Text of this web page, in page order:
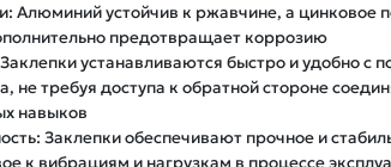
Алюминий устойчив к ржавчине, а цинковое
предотвращает коррозию
устанавливаются быстро и удобно с
не требуя доступа к обратной стороне
навыков
Заклепки обеспечивают прочное и
к вибрациям и нагрузкам в процессе